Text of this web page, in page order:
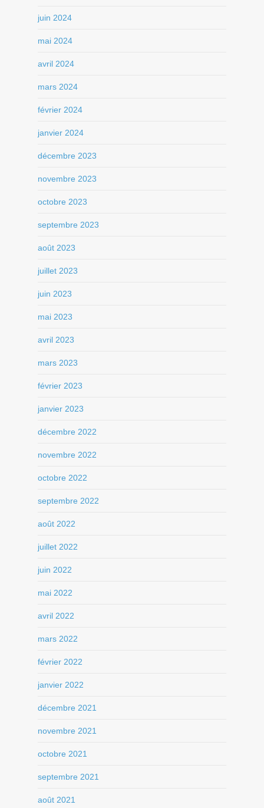
juin 2024
mai 2024
avril 2024
mars 2024
février 2024
janvier 2024
décembre 2023
novembre 2023
octobre 2023
septembre 2023
août 2023
juillet 2023
juin 2023
mai 2023
avril 2023
mars 2023
février 2023
janvier 2023
décembre 2022
novembre 2022
octobre 2022
septembre 2022
août 2022
juillet 2022
juin 2022
mai 2022
avril 2022
mars 2022
février 2022
janvier 2022
décembre 2021
novembre 2021
octobre 2021
septembre 2021
août 2021